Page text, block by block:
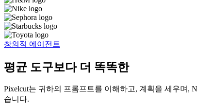
창의적 에이전트
평균 도구보다 더 똑똑한
Pixelcut는 귀하의 프롬프트를 이해하고, 계획을 세우며,
습니다.